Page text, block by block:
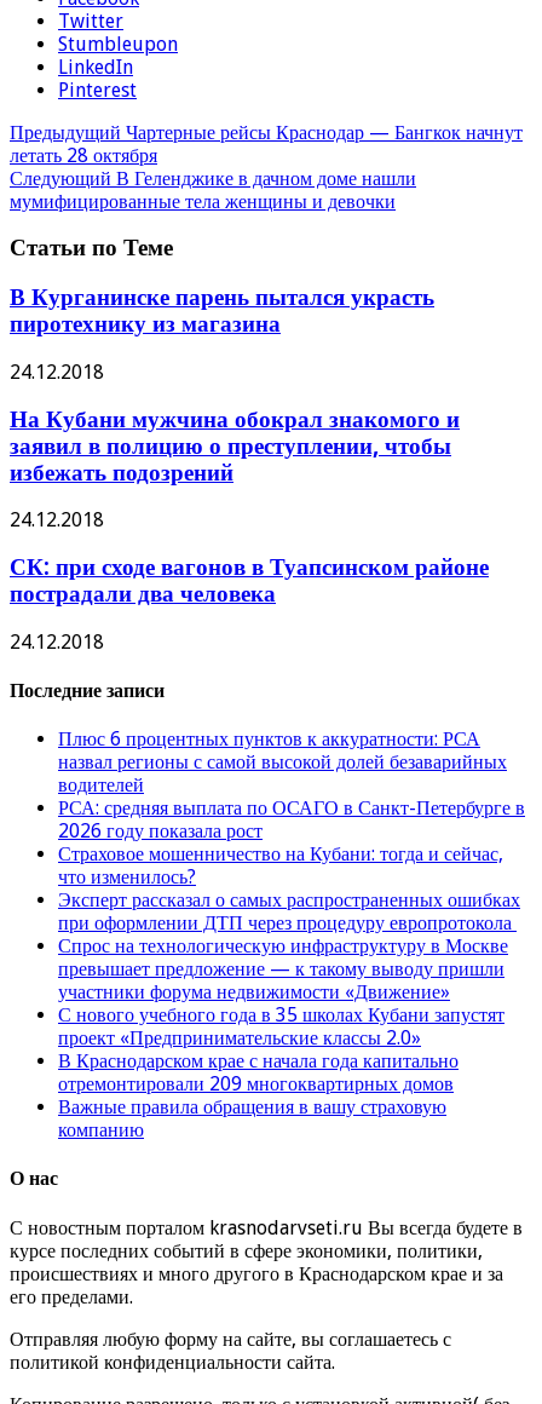
Twitter
Stumbleupon
LinkedIn
Pinterest
Предыдущий Чартерные рейсы Краснодар — Бангкок начнут
летать 28 октября
Следующий В Геленджике в дачном доме нашли
мумифицированные тела женщины и девочки
Статьи по Теме
В Курганинске парень пытался украсть
пиротехнику из магазина
24.12.2018
На Кубани мужчина обокрал знакомого и
заявил в полицию о преступлении, чтобы
избежать подозрений
24.12.2018
СК: при сходе вагонов в Туапсинском районе
пострадали два человека
24.12.2018
Последние записи
Плюс 6 процентных пунктов к аккуратности: РСА
назвал регионы с самой высокой долей безаварийных
водителей
РСА: средняя выплата по ОСАГО в Санкт-Петербурге в
2026 году показала рост
Страховое мошенничество на Кубани: тогда и сейчас,
что изменилось?
Эксперт рассказал о самых распространенных ошибках
при оформлении ДТП через процедуру европротокола
Спрос на технологическую инфраструктуру в Москве
превышает предложение — к такому выводу пришли
участники форума недвижимости «Движение»
С нового учебного года в 35 школах Кубани запустят
проект «Предпринимательские классы 2.0»
В Краснодарском крае с начала года капитально
отремонтировали 209 многоквартирных домов
Важные правила обращения в вашу страховую
компанию
О нас
С новостным порталом krasnodarvseti.ru Вы всегда будете в
курсе последних событий в сфере экономики, политики,
происшествиях и много другого в Краснодарском крае и за
его пределами.
Отправляя любую форму на сайте, вы соглашаетесь с
политикой конфиденциальности сайта.